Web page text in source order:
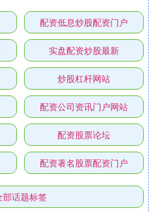
配资低息炒股配资门户
实盘配资炒股最新
炒股杠杆网站
配资公司资讯门户网站
配资股票论坛
配资著名股票配资门户
部话题标签